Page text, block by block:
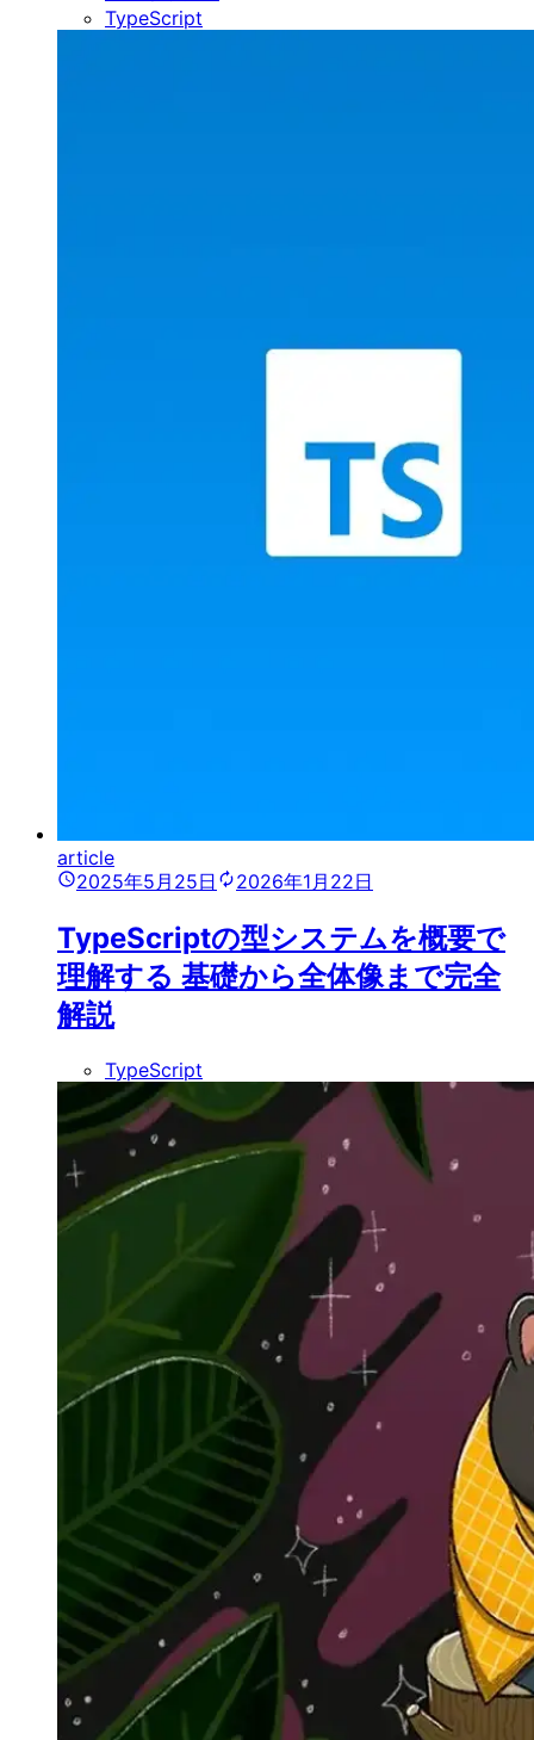
TypeScript
article
2025年5月25日
2026年1月22日
TypeScriptの型システムを概要で
理解する 基礎から全体像まで完全
解説
TypeScript